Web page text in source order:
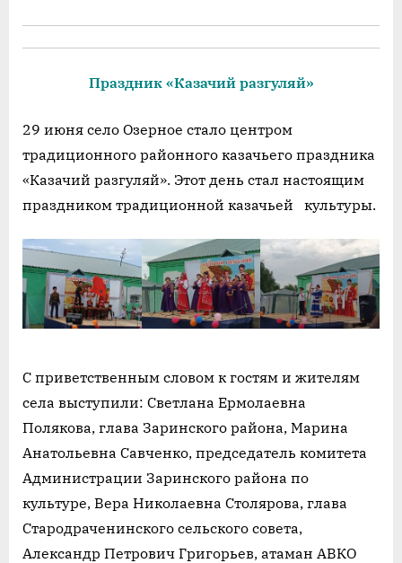
Праздник «Казачий разгуляй»
29 июня село Озерное стало центром
традиционного районного казачьего праздника
«Казачий разгуляй». Этот день стал настоящим
праздником традиционной казачьей культуры.
С приветственным словом к гостям и жителям
села выступили: Светлана Ермолаевна
Полякова, глава Заринского района, Марина
Анатольевна Савченко, председатель комитета
Администрации Заринского района по
культуре, Вера Николаевна Столярова, глава
Стародраченинского сельского совета,
Александр Петрович Григорьев, атаман АВКО